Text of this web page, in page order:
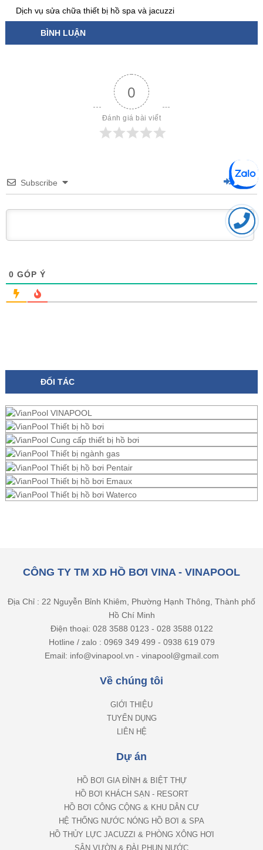
Dịch vụ sửa chữa thiết bị hồ spa và jacuzzi
BÌNH LUẬN
0
Đánh giá bài viết
Subscribe Login
0 GÓP Ý
ĐỐI TÁC
CÔNG TY TM XD HỒ BƠI VINA - VINAPOOL
Địa Chỉ : 22 Nguyễn Bỉnh Khiêm, Phường Hạnh Thông, Thành phố
Hồ Chí Minh
Điện thoại: 028 3588 0123 - 028 3588 0122
Hotline / zalo : 0969 349 499 - 0938 619 079
Email: info@vinapool.vn - vinapool@gmail.com
Về chúng tôi
GIỚI THIỆU
TUYỂN DỤNG
LIÊN HỆ
Dự án
HỒ BƠI GIA ĐÌNH & BIỆT THỰ
HỒ BƠI KHÁCH SẠN - RESORT
HỒ BƠI CÔNG CỘNG & KHU DÂN CƯ
HỆ THỐNG NƯỚC NÓNG HỒ BƠI & SPA
HỒ THỦY LỰC JACUZZI & PHÒNG XÔNG HƠI
SÂN VƯỜN & ĐÀI PHUN NƯỚC